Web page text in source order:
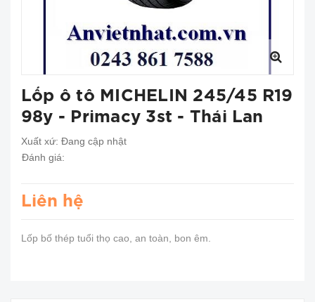
Lốp ô tô MICHELIN 245/45 R19
98y - Primacy 3st - Thái Lan
Xuất xứ: Đang cập nhật
Đánh giá:
Liên hệ
Lốp bố thép tuổi thọ cao, an toàn, bon êm.